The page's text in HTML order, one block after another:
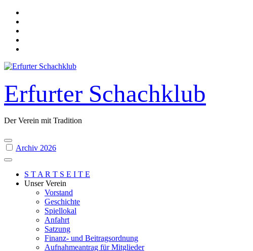
Skip
content
Erfurter Schachklub
Der Verein mit Tradition
Archiv 2026
S T A R T S E I T E
Unser Verein
Vorstand
Geschichte
Spiellokal
Anfahrt
Satzung
Finanz- und Beitragsordnung
Aufnahmeantrag für Mitglieder